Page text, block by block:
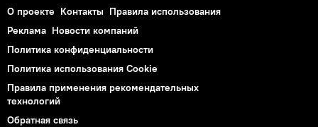
О проекте Контакты Правила использования
Реклама Новости компаний
Политика конфиденциальности
Политика использования Cookie
Правила применения рекомендательных
технологий
Обратная связь